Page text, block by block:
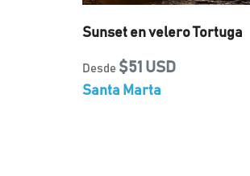
Sunset en velero Tortuga
Desde $51 USD
Santa Marta